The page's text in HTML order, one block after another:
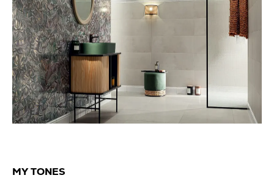
MY TONES